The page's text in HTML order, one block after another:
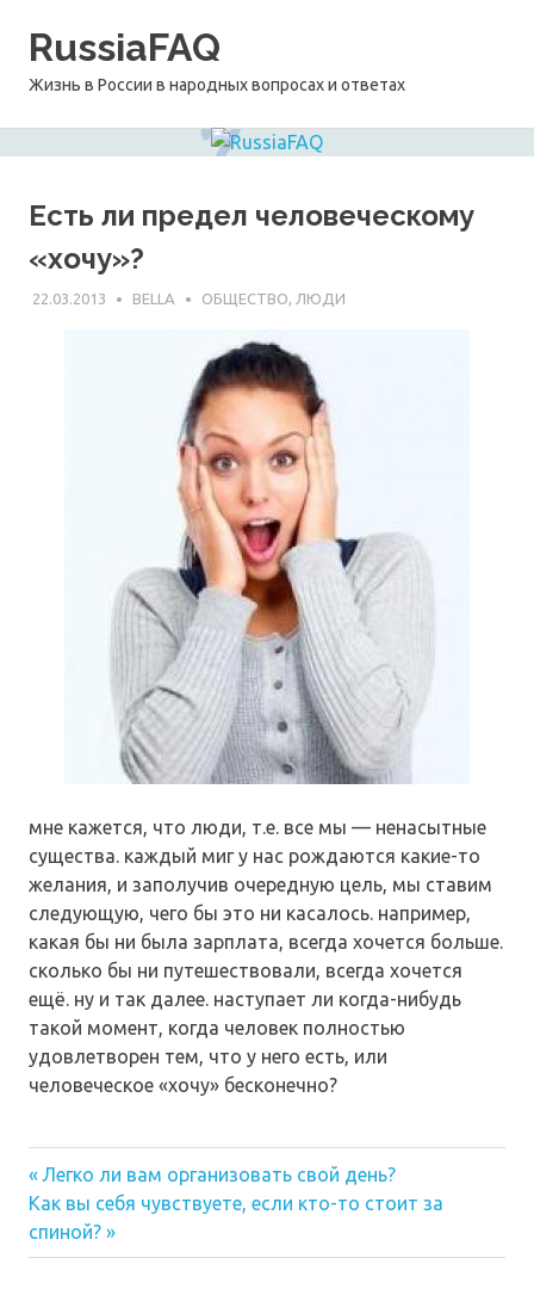
RussiaFAQ
Жизнь в России в народных вопросах и ответах
Есть ли предел человеческому
«хочу»?
22.03.2013 BELLA ОБЩЕСТВО, ЛЮДИ
мне кажется, что люди, т.е. все мы — ненасытные
существа. каждый миг у нас рождаются какие-то
желания, и заполучив очередную цель, мы ставим
следующую, чего бы это ни касалось. например,
какая бы ни была зарплата, всегда хочется больше.
сколько бы ни путешествовали, всегда хочется
ещё. ну и так далее. наступает ли когда-нибудь
такой момент, когда человек полностью
удовлетворен тем, что у него есть, или
человеческое «хочу» бесконечно?
Навигация
по
записям
Предыдущая
запись:
Легко ли вам организовать свой день?
Следующая
запись:
Как вы себя чувствуете, если кто-то стоит за
спиной?